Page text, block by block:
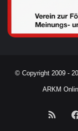
© Copyright 2009 -
ARKM
RSS